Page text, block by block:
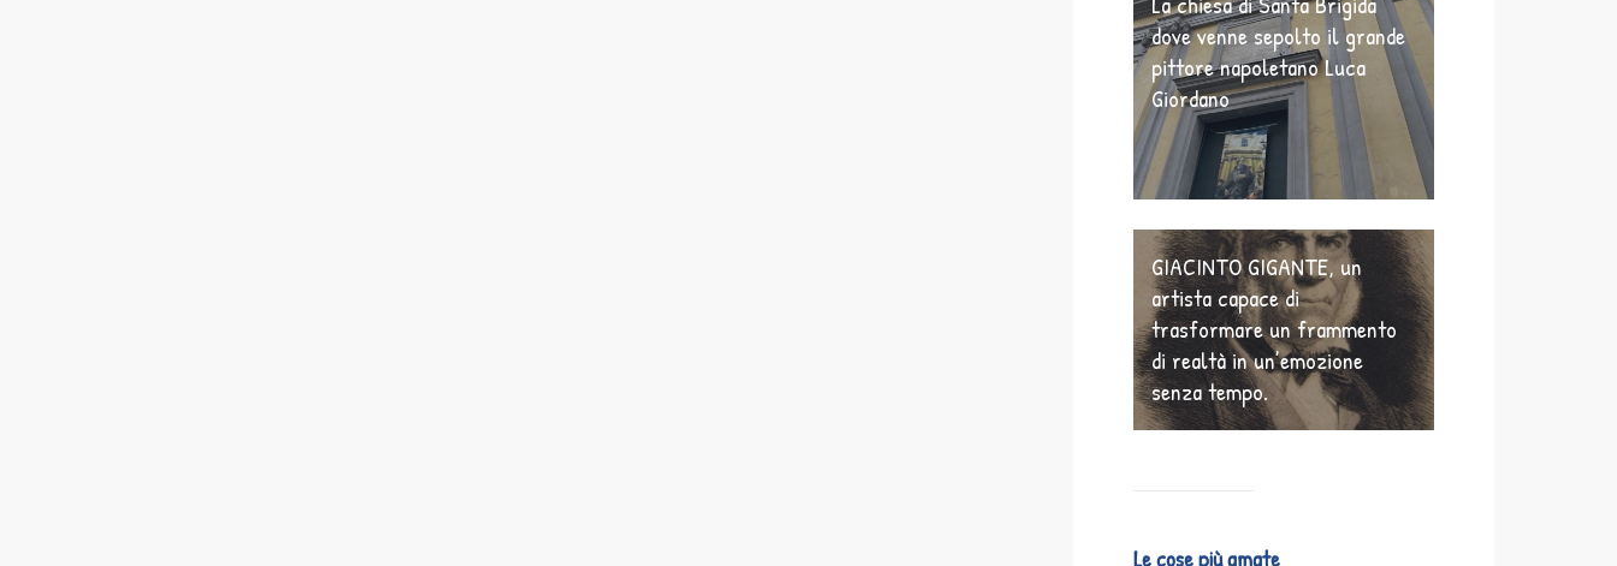
dove venne sepolto il grande
pittore napoletano Luca
Giordano
GIACINTO GIGANTE, un
artista capace di
trasformare un frammento
di realtà in un’emozione
senza tempo.
Le cose più amate